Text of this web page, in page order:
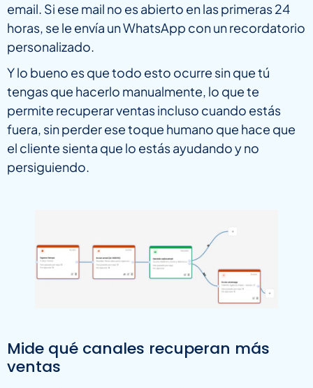
email. Si ese mail no es abierto en las primeras 24
horas, se le envía un WhatsApp con un recordatorio
personalizado.
Y lo bueno es que todo esto ocurre sin que tú
tengas que hacerlo manualmente, lo que te
permite recuperar ventas incluso cuando estás
fuera, sin perder ese toque humano que hace que
el cliente sienta que lo estás ayudando y no
persiguiendo.
Mide qué canales recuperan más
ventas